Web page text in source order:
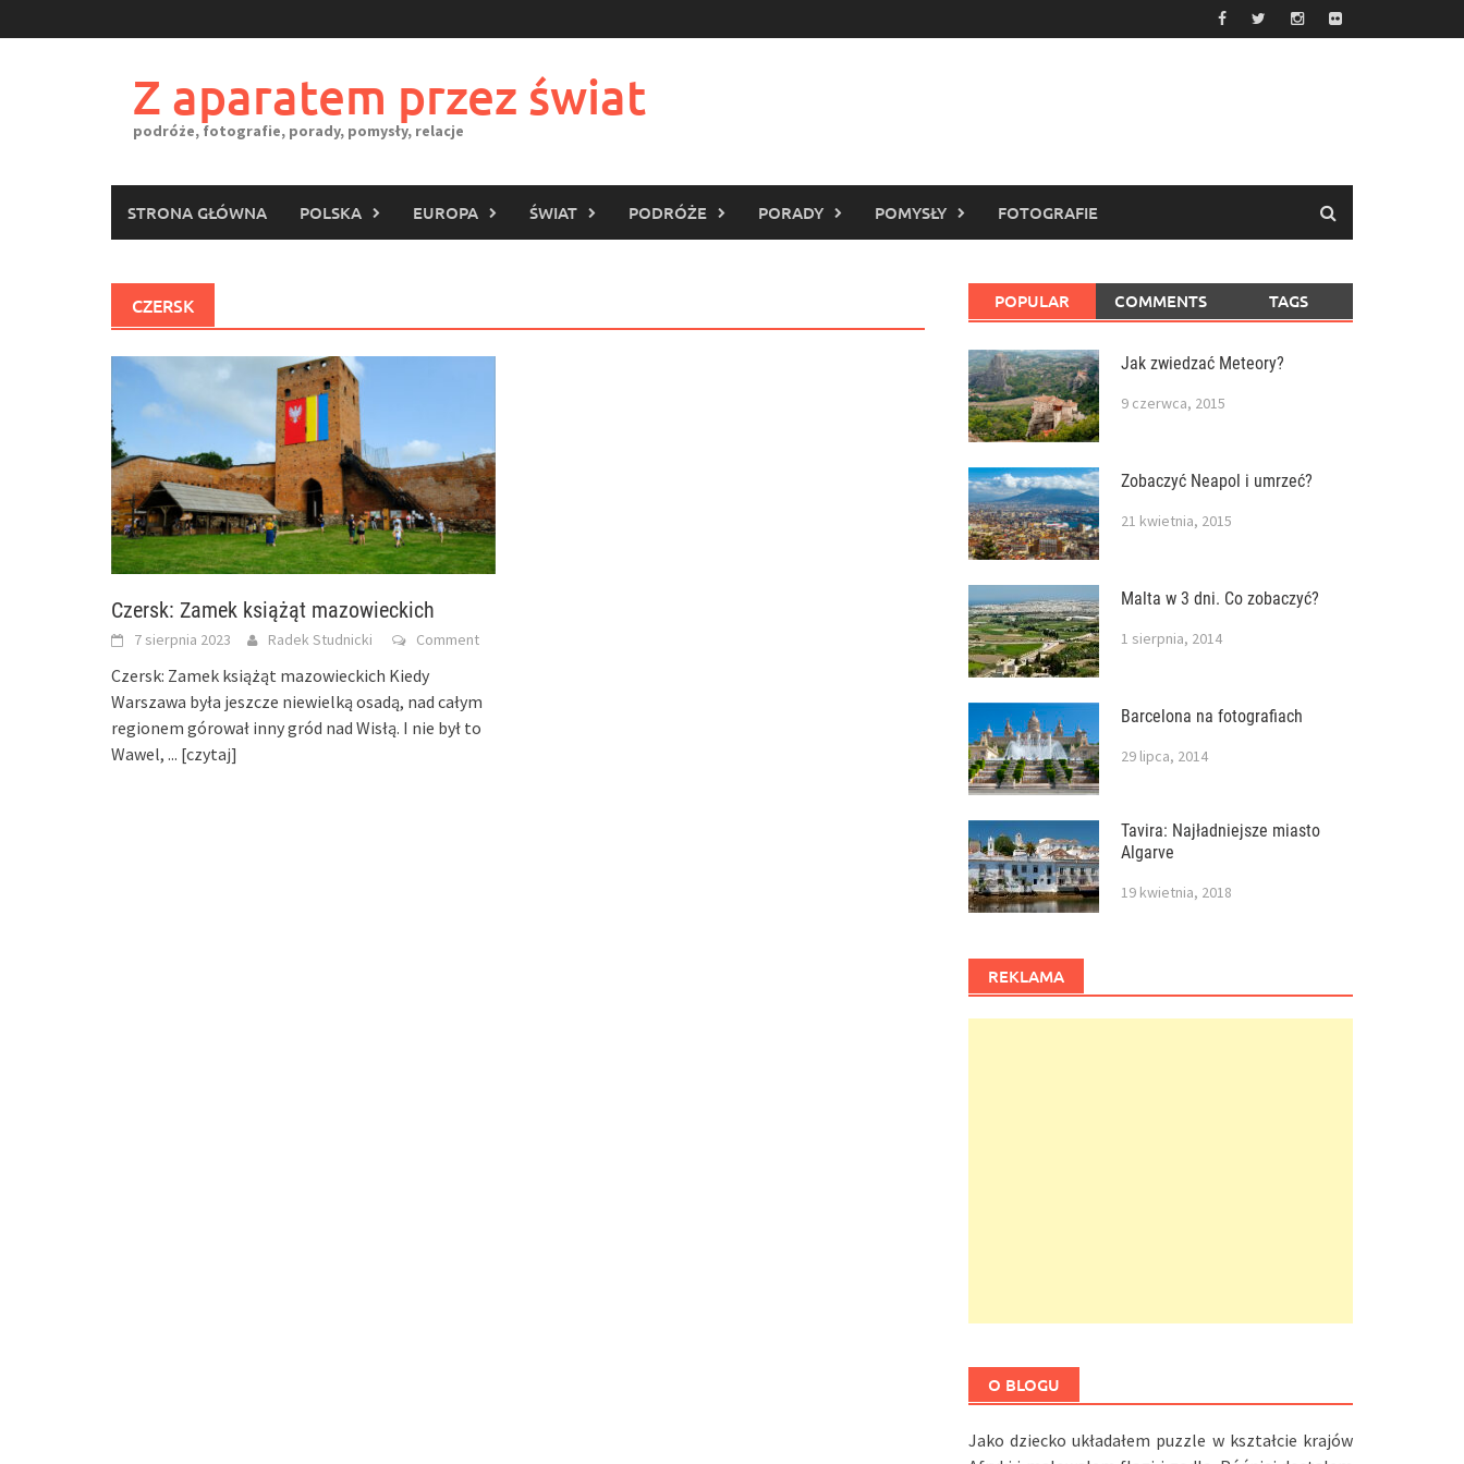
to
Z aparatem przez świat
podróże, fotografie, porady, pomysły, relacje
STRONA GŁÓWNA POLSKA EUROPA ŚWIAT PODRÓŻE PORADY POMYSŁY FOTOGRAFIE
CZERSK
Czersk: Zamek książąt mazowieckich
7 sierpnia 2023 Radek Studnicki Comment
Czersk: Zamek książąt mazowieckich Kiedy
Warszawa była jeszcze niewielką osadą, nad całym
regionem górował inny gród nad Wisłą. I nie był to
Wawel, ... [czytaj]
POPULAR COMMENTS TAGS
Jak zwiedzać Meteory?
9 czerwca, 2015
Zobaczyć Neapol i umrzeć?
21 kwietnia, 2015
Malta w 3 dni. Co zobaczyć?
1 sierpnia, 2014
Barcelona na fotografiach
29 lipca, 2014
Tavira: Najładniejsze miasto
Algarve
19 kwietnia, 2018
REKLAMA
O BLOGU
Jako dziecko układałem puzzle w kształcie krajów